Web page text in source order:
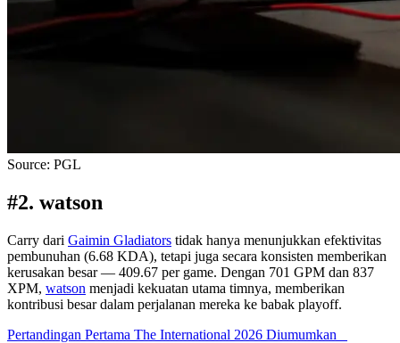
Source: PGL
#2. watson
Carry dari Gaimin Gladiators tidak hanya menunjukkan efektivitas
pembunuhan (6.68 KDA), tetapi juga secara konsisten memberikan
kerusakan besar — 409.67 per game. Dengan 701 GPM dan 837
XPM, watson menjadi kekuatan utama timnya, memberikan
kontribusi besar dalam perjalanan mereka ke babak playoff.
Pertandingan Pertama The International 2026 Diumumkan